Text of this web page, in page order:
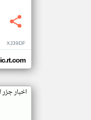
XJ39DF
اخبار